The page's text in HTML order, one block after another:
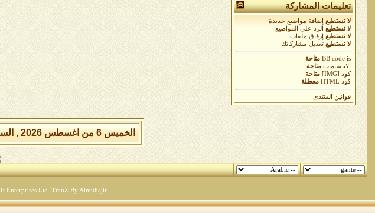
تعليمات المشاركة
لا تستطيع
إضافة مواضيع جديدة
لا تستطيع
الرد على المواضيع
لا تستطيع
إرفاق ملفات
لا تستطيع تعديل مشاركاتك
BB codeis
متاحة
الابتسامات متاحة
كود [IMG]
متاحة
كود HTML
معطلة
قوانين المنتدى
الخميس 6 من اغسطس 2026 , الساعة الان 02:29:24 صباحاً.
Enterprises Ltd. TranZ By Almuhajir